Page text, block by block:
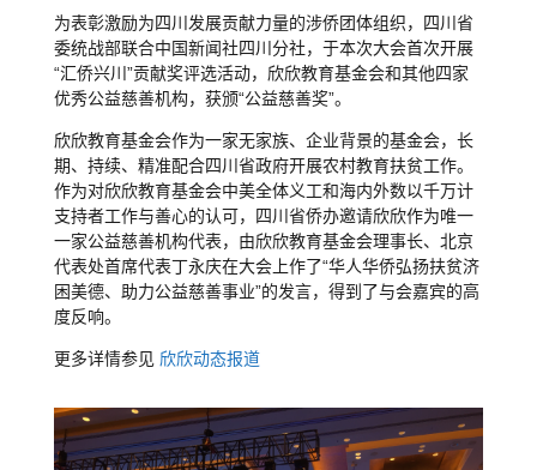
为表彰激励为四川发展贡献力量的涉侨团体组织，四川省
委统战部联合中国新闻社四川分社，于本次大会首次开展
“汇侨兴川”贡献奖评选活动，欣欣教育基金会和其他四家
优秀公益慈善机构，获颁“公益慈善奖”。
欣欣教育基金会作为一家无家族、企业背景的基金会，长
期、持续、精准配合四川省政府开展农村教育扶贫工作。
作为对欣欣教育基金会中美全体义工和海内外数以千万计
支持者工作与善心的认可，四川省侨办邀请欣欣作为唯一
一家公益慈善机构代表，由欣欣教育基金会理事长、北京
代表处首席代表丁永庆在大会上作了“华人华侨弘扬扶贫济
困美德、助力公益慈善事业”的发言，得到了与会嘉宾的高
度反响。
更多详情参见 欣欣动态报道